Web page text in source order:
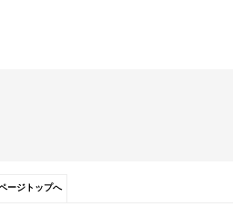
ージトップへ